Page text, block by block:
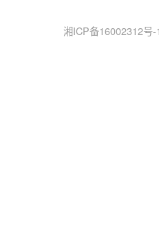
湘ICP备16002312号-1